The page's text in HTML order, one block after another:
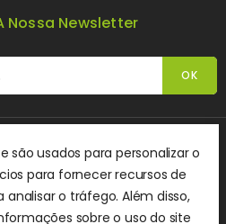
Nossa Newsletter
são usados ​​para personalizar o
para fornecer recursos de
analisar o tráfego. Além disso,
sobre o uso do site